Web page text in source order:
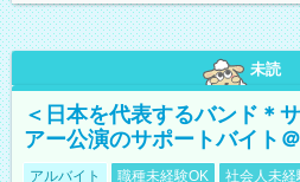
未読
＜日本を代表するバンド＊
アー公演のサポートバイト
アルバイト 職種未経験OK 社会人未経